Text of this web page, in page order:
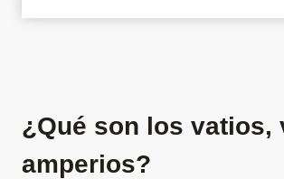
¿Qué son los vatios,
amperios?